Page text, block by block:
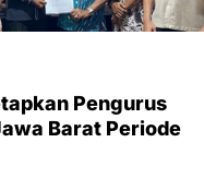
Pengurus
Barat Periode